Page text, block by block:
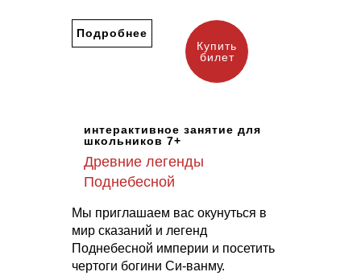
Мы приглашаем вас окунуться в
мир сказаний и легенд
Поднебесной империи и посетить
чертоги богини Си-ванму.
Древние легенды
Поднебесной
интерактивное занятие для
школьников 7+
Подробнее
Купить
билет